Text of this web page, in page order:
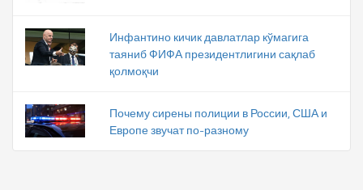
Инфантино кичик давлатлар кўмагига
таяниб ФИФА президентлигини сақлаб
қолмоқчи
Почему сирены полиции в России, США и
Европе звучат по-разному